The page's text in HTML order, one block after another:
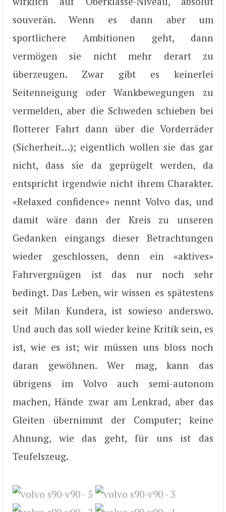
souverän. Wenn es dann aber um
sportlichere Ambitionen geht, dann
vermögen sie nicht mehr derart zu
überzeugen. Zwar gibt es keinerlei
Seitenneigung oder Wankbewegungen zu
vermelden, aber die Schweden schieben bei
flotterer Fahrt dann über die Vorderräder
(Sicherheit…); eigentlich wollen sie das gar
nicht, dass sie da geprügelt werden, da
entspricht irgendwie nicht ihrem Charakter.
«Relaxed confidence» nennt Volvo das, und
damit wäre dann der Kreis zu unseren
Gedanken eingangs dieser Betrachtungen
wieder geschlossen, denn ein «aktives»
Fahrvergnügen ist das nur noch sehr
bedingt. Das Leben, wir wissen es spätestens
seit Milan Kundera, ist sowieso anderswo.
Und auch das soll wieder keine Kritik sein, es
ist, wie es ist; wir müssen uns bloss noch
daran gewöhnen. Wer mag, kann das
übrigens im Volvo auch semi-autonom
machen, Hände zwar am Lenkrad, aber das
Gleiten übernimmt der Computer; keine
Ahnung, wie das geht, für uns ist das
Teufelszeug.